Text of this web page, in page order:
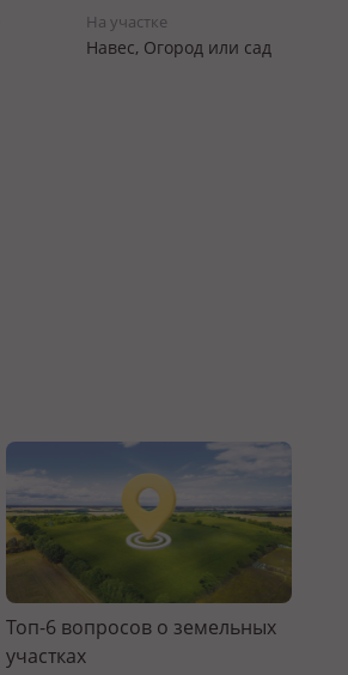
На участке
Навес, Огород или сад
Топ-6 вопросов о земельных
участках